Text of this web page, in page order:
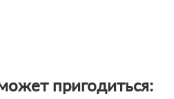
пригодиться: